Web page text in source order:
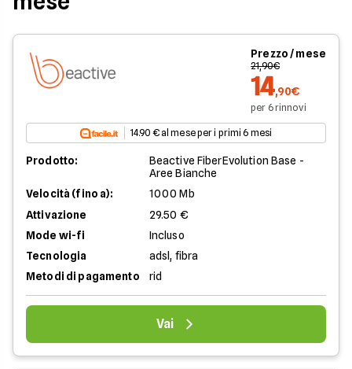
Prezzo / mese
21,90€
14,90€
per 6 rinnovi
14.90 € al mese per i primi 6 mesi
Prodotto:
Beactive FiberEvolution Base -
Aree Bianche
Velocità (fino a):
1000 Mb
Attivazione
29.50 €
Mode wi-fi
Incluso
Tecnologia
adsl, fibra
Metodi di pagamento
rid
Vai